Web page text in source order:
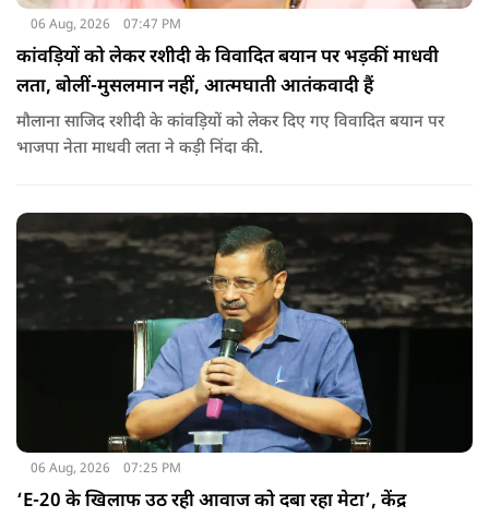
06 Aug, 2026 07:47 PM
कांवड़ियों को लेकर रशीदी के विवादित बयान पर भड़कीं माधवी
लता, बोलीं-मुसलमान नहीं, आत्मघाती आतंकवादी हैं
मौलाना साजिद रशीदी के कांवड़ियों को लेकर दिए गए विवादित बयान पर
भाजपा नेता माधवी लता ने कड़ी निंदा की.
06 Aug, 2026 07:25 PM
‘E-20 के खिलाफ उठ रही आवाज को दबा रहा मेटा’, केंद्र